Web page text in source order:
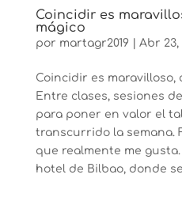
Coincidir es
mágico
por martagr2019| Abr 23,
Coincidir es maravilloso,
Entre clases, sesiones
para poner en valor el
transcurrido la semana.
que realmente me
hotel de Bilbao, donde